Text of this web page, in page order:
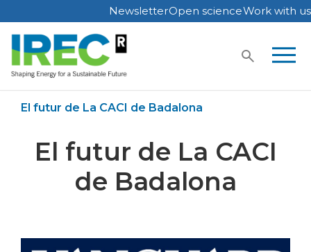
Skip
to
content
NewsletterOpen scienceWork with us
El futur de La CACI de Badalona
El futur de La CACI
de Badalona